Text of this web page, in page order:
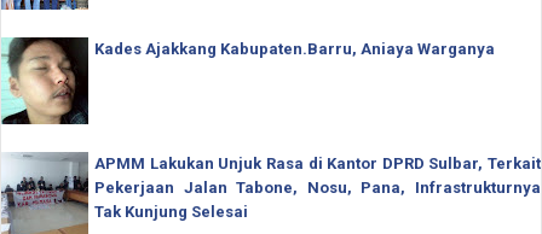
Kades Ajakkang Kabupaten.Barru, Aniaya Warganya
APMM Lakukan Unjuk Rasa di Kantor DPRD Sulbar, Terkait
Pekerjaan Jalan Tabone, Nosu, Pana, Infrastrukturnya
Tak Kunjung Selesai